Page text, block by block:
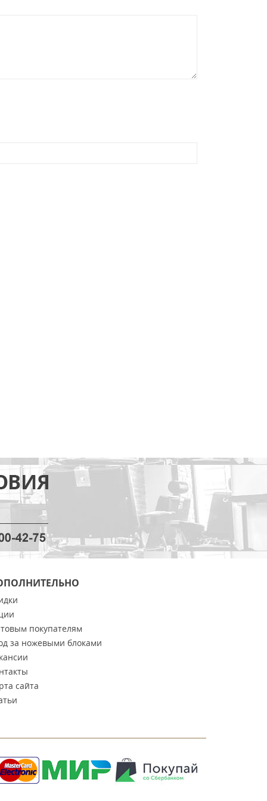
покупателям
за ножевыми блоками
сайта